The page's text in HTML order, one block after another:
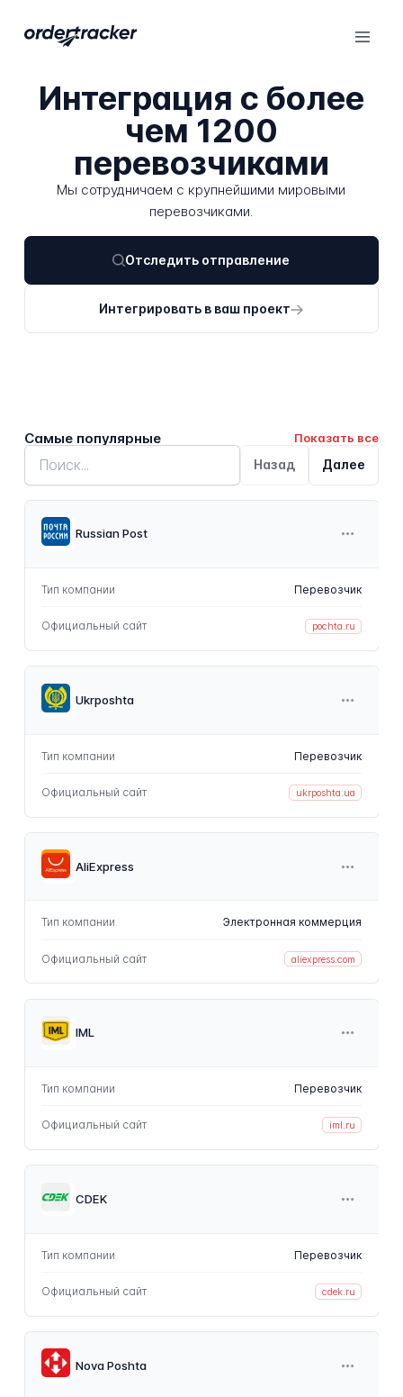
Интеграция с более
чем 1200
перевозчиками
Мы сотрудничаем с крупнейшими мировыми
перевозчиками.
Отследить отправление
Интегрировать в ваш проект
Самые популярные Показать все
Назад Далее
Russian Post
Тип компании Перевозчик
Официальный сайт pochta.ru
Ukrposhta
Тип компании Перевозчик
Официальный сайт ukrposhta.ua
AliExpress
Тип компании Электронная коммерция
Официальный сайт aliexpress.com
IML
Тип компании Перевозчик
Официальный сайт iml.ru
CDEK
Тип компании Перевозчик
Официальный сайт cdek.ru
Nova Poshta